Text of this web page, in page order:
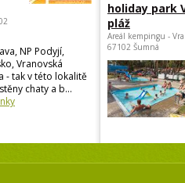
NP Podyjí,
Vranovská
- tak v této lokalitě
chaty a b...
holiday park
pláž
Areál kempingu -
67102 Šumná